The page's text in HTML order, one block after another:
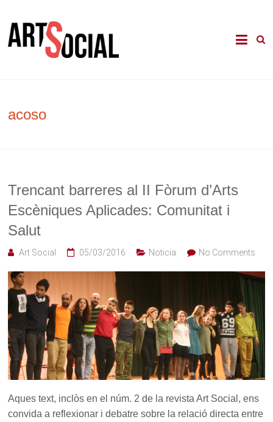
content
comunitari, terapèutic i d'integració
acoso
Trencant barreres al II Fòrum d’Arts
Escèniques Aplicades: Comunitat i
Salut
Art Social 05/03/2016 Noticia No Comments
Aques text, inclòs en el núm. 2 de la revista Art Social, ens
convida a reflexionar i debatre sobre la relació directa entre